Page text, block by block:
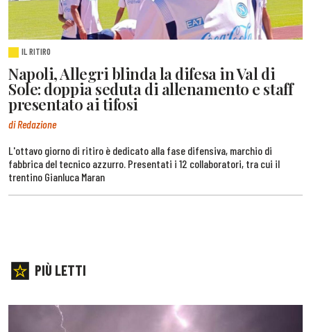
IL RITIRO
Napoli, Allegri blinda la difesa in Val di
Sole: doppia seduta di allenamento e staff
presentato ai tifosi
di Redazione
L'ottavo giorno di ritiro è dedicato alla fase difensiva, marchio di
fabbrica del tecnico azzurro. Presentati i 12 collaboratori, tra cui il
trentino Gianluca Maran
PIÙ LETTI